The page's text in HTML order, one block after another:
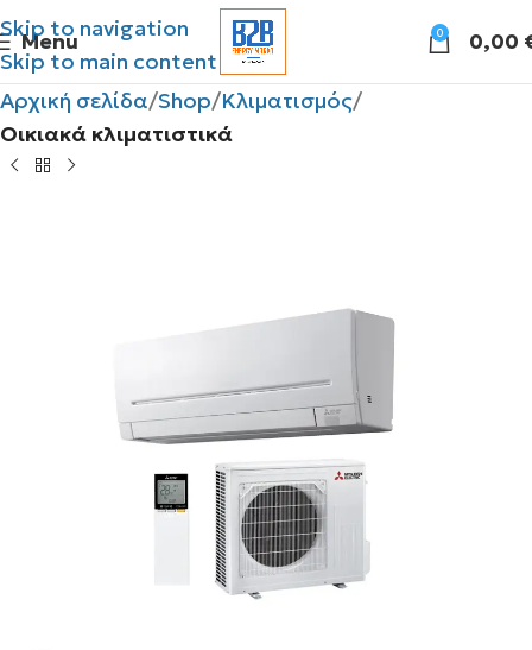
Skip to navigation
Skip to main content
Menu 0 0,00
Αρχική σελίδα Shop Κλιματισμός
Οικιακά κλιματιστικά